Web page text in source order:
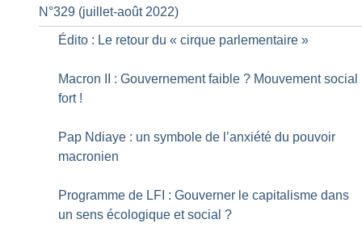
N°329 (juillet-août 2022)
Édito : Le retour du « cirque parlementaire »
Macron II : Gouvernement faible ? Mouvement social
fort !
Pap Ndiaye : un symbole de l’anxiété du pouvoir
macronien
Programme de LFI : Gouverner le capitalisme dans
un sens écologique et social ?